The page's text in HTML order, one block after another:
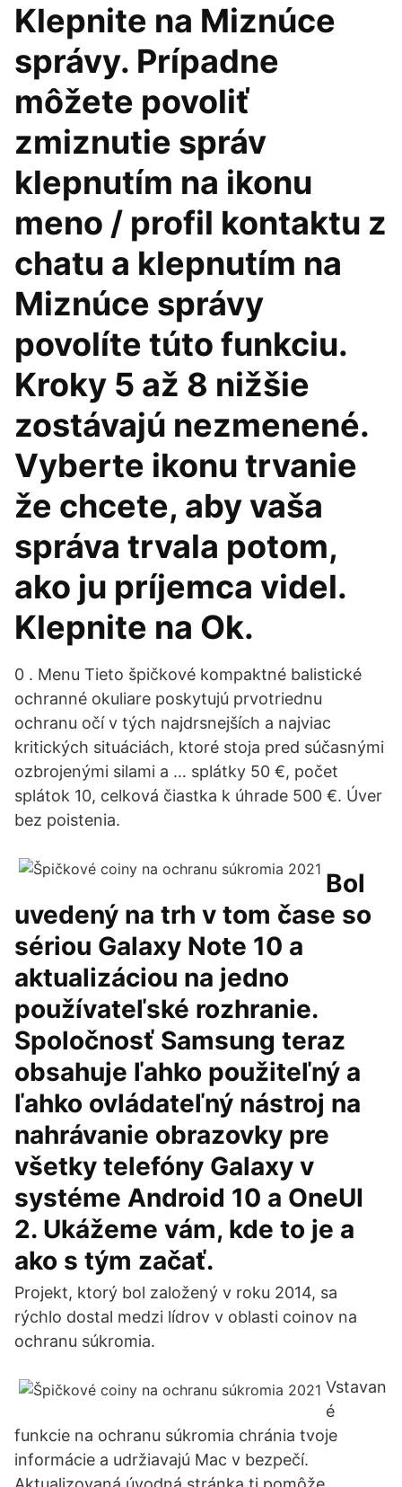
Klepnite na Miznúce
správy. Prípadne
môžete povoliť
zmiznutie správ
klepnutím na ikonu
meno / profil kontaktu z
chatu a klepnutím na
Miznúce správy
povolíte túto funkciu.
Kroky 5 až 8 nižšie
zostávajú nezmenené.
Vyberte ikonu trvanie
že chcete, aby vaša
správa trvala potom,
ako ju príjemca videl.
Klepnite na Ok.
0 . Menu Tieto špičkové kompaktné balistické
ochranné okuliare poskytujú prvotriednu
ochranu očí v tých najdrsnejších a najviac
kritických situáciách, ktoré stoja pred súčasnými
ozbrojenými silami a … splátky 50 €, počet
splátok 10, celková čiastka k úhrade 500 €. Úver
bez poistenia.
Bol
uvedený na trh v tom čase so
sériou Galaxy Note 10 a
aktualizáciou na jedno
používateľské rozhranie.
Spoločnosť Samsung teraz
obsahuje ľahko použiteľný a
ľahko ovládateľný nástroj na
nahrávanie obrazovky pre
všetky telefóny Galaxy v
systéme Android 10 a OneUI
2. Ukážeme vám, kde to je a
ako s tým začať.
Projekt, ktorý bol založený v roku 2014, sa
rýchlo dostal medzi lídrov v oblasti coinov na
ochranu súkromia.
Vstavan
é
funkcie na ochranu súkromia chránia tvoje
informácie a udržiavajú Mac v bezpečí.